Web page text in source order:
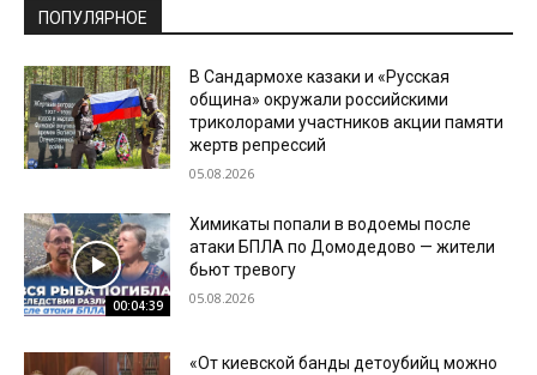
ПОПУЛЯРНОЕ
В Сандармохе казаки и «Русская
община» окружали российскими
триколорами участников акции памяти
жертв репрессий
05.08.2026
00:04:39
Химикаты попали в водоемы после
атаки БПЛА по Домодедово — жители
бьют тревогу
05.08.2026
«От киевской банды детоубийц можно